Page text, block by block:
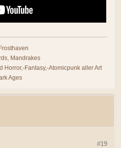
Mandrakes
Horror,-Fantasy,-Atomicpunk aller Art
Ages
#19